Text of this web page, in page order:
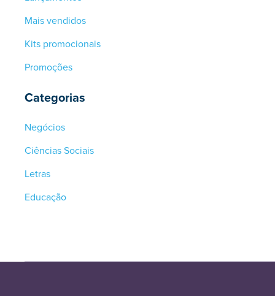
Mais vendidos
Kits promocionais
Promoções
Categorias
Negócios
Ciências Sociais
Letras
Educação